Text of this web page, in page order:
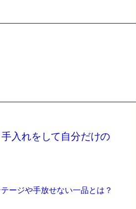
入れをして自分だけの
ージや手放せない一品とは？